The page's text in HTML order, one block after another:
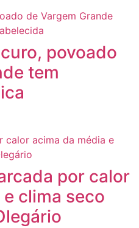
povoado
tem
por calor
clima seco